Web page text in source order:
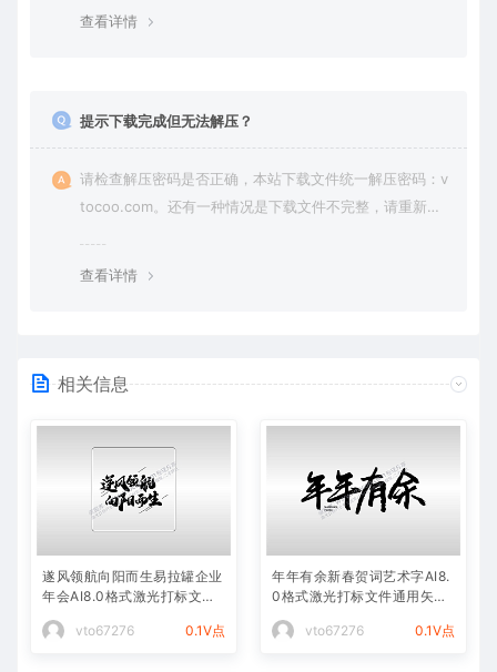
查看详情
提示下载完成但无法解压？
请检查解压密码是否正确，本站下载文件统一解压密码：v
tocoo.com。还有一种情况是下载文件不完整，请重新下
查看详情
相关信息
遂风领航向阳而生易拉罐企业
年会AI8.0格式激光打标文件
vto67276
0.1V点
年年有余新春贺词艺术字AI8.
0格式激光打标文件通用矢量
vto67276
0.1V点